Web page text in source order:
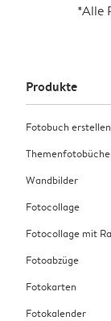
örtliches *Alle
Produkte
Fotobuch erstellen
Wandbilder
Fotocollage
Fotocollage mit
Fotoabzüge
Fotokarten
Fotokalender